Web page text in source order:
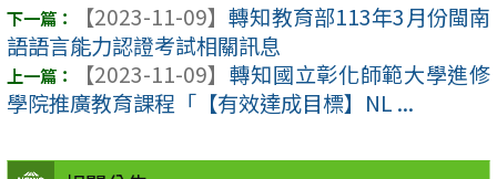
【2023-11-09】 轉知教育部113年3月份閩南
語語言能力認證考試相關訊息
【2023-11-09】 轉知國立彰化師範大學進修
學院推廣教育課程「【有效達成目標】NL ...